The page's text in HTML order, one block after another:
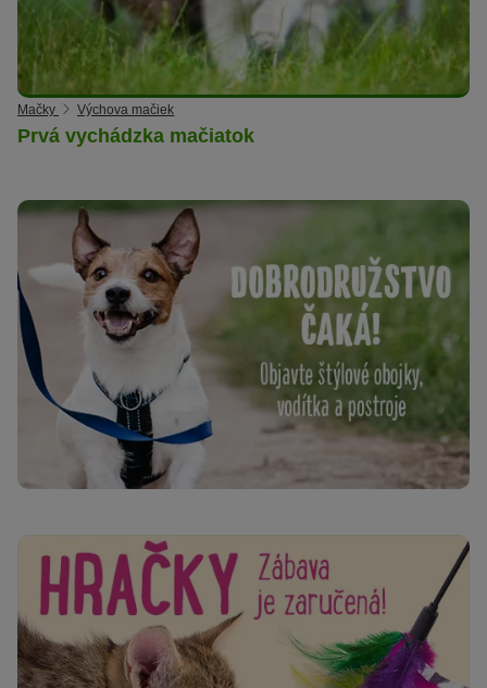
Mačky Výchova mačiek
Prvá vychádzka mačiatok